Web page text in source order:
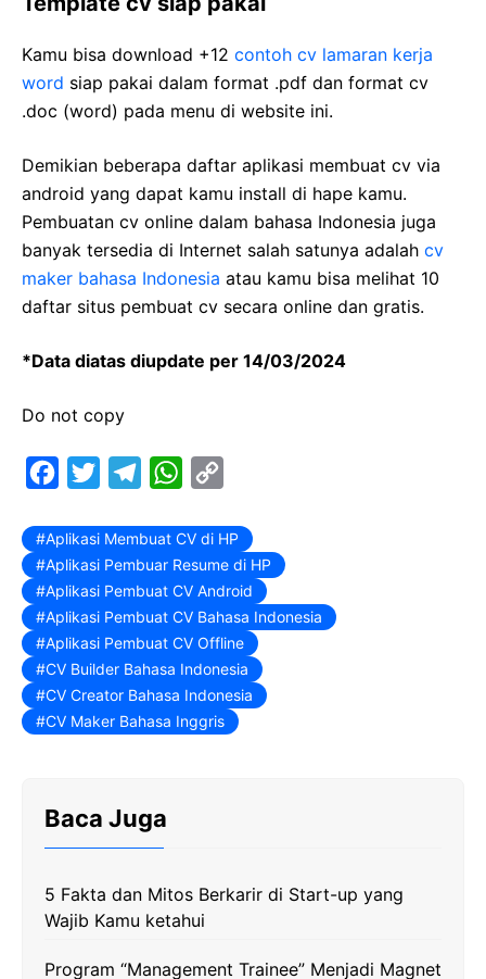
Kamu bisa download +12 contoh cv lamaran kerja
word siap pakai dalam format .pdf dan format cv
.doc (word) pada menu di website ini.
Demikian beberapa daftar aplikasi membuat cv via
android yang dapat kamu install di hape kamu.
Pembuatan cv online dalam bahasa Indonesia juga
banyak tersedia di Internet salah satunya adalah cv
maker bahasa Indonesia atau kamu bisa melihat 10
daftar situs pembuat cv secara online dan gratis.
*Data diatas diupdate per 14/03/2024
Do not copy
c
e
b
o
o
k
t
t
e
r
l
e
g
r
a
m
W
a
t
s
A
p
p
p
y
L
i
n
k
Aplikasi Membuat CV di HP
Aplikasi Pembuar Resume di HP
Aplikasi Pembuat CV Android
Aplikasi Pembuat CV Bahasa Indonesia
Aplikasi Pembuat CV Offline
CV Builder Bahasa Indonesia
CV Creator Bahasa Indonesia
CV Maker Bahasa Inggris
Baca Juga
5 Fakta dan Mitos Berkarir di Start-up yang
Wajib Kamu ketahui
Program “Management Trainee” Menjadi Magnet